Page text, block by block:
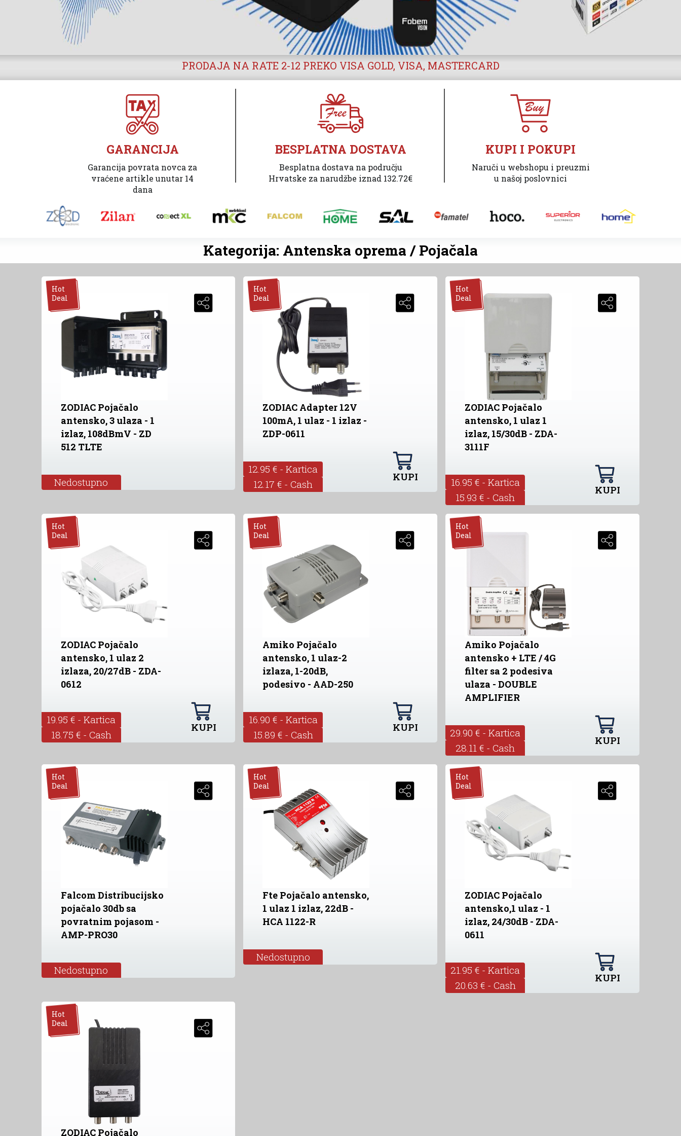
PRODAJA NA RATE 2-12 PREKO VISA GOLD, VISA, MASTERCARD
GARANCIJA
Garancija povrata novca za
vraćene artikle unutar 14
dana
BESPLATNA DOSTAVA
Besplatna dostava na području
Hrvatske za narudžbe iznad 132.72€
KUPI I POKUPI
Naruči u webshopu i preuzmi
u našoj poslovnici
Kategorija: Antenska oprema / Pojačala
Hot
Deal
ZODIAC Pojačalo
antensko, 3 ulaza - 1
izlaz, 108dBmV - ZD
512 TLTE
Nedostupno
Hot
Deal
ZODIAC Adapter 12V
100mA, 1 ulaz - 1 izlaz -
ZDP-0611
12.95 € - Kartica
12.17 € - Cash
KUPI
Hot
Deal
ZODIAC Pojačalo
antensko, 1 ulaz 1
izlaz, 15/30dB - ZDA-
3111F
16.95 € - Kartica
15.93 € - Cash
KUPI
Hot
Deal
ZODIAC Pojačalo
antensko, 1 ulaz 2
izlaza, 20/27dB - ZDA-
0612
19.95 € - Kartica
18.75 € - Cash
KUPI
Hot
Deal
Amiko Pojačalo
antensko, 1 ulaz-2
izlaza, 1-20dB,
podesivo - AAD-250
16.90 € - Kartica
15.89 € - Cash
KUPI
Hot
Deal
Amiko Pojačalo
antensko + LTE / 4G
filter sa 2 podesiva
ulaza - DOUBLE
AMPLIFIER
29.90 € - Kartica
28.11 € - Cash
KUPI
Hot
Deal
Falcom Distribucijsko
pojačalo 30db sa
povratnim pojasom -
AMP-PRO30
Nedostupno
Hot
Deal
Fte Pojačalo antensko,
1 ulaz 1 izlaz, 22dB -
HCA 1122-R
Nedostupno
Hot
Deal
ZODIAC Pojačalo
antensko,1 ulaz - 1
izlaz, 24/30dB - ZDA-
0611
21.95 € - Kartica
20.63 € - Cash
KUPI
Hot
Deal
ZODIAC Pojačalo